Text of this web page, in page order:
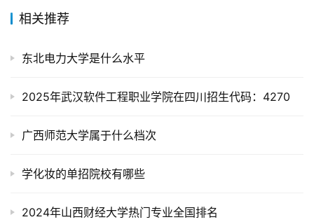
相关推荐
东北电力大学是什么水平
2025年武汉软件工程职业学院在四川招生代码：4270
广西师范大学属于什么档次
学化妆的单招院校有哪些
2024年山西财经大学热门专业全国排名